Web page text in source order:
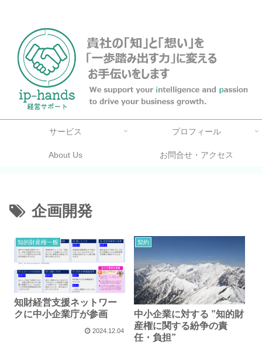
サービス プロフィール
About Us お問合せ・アクセス
企画開発
知的財産権一般
知財経営支援ネットワー
クに中小企業庁が参画
2024.12.04
契約
中小企業に対する ”知的財
産権に関する紛争の責
任・負担”